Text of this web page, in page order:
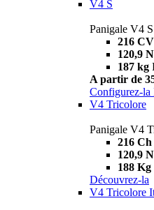
V4 S
Panigale V4 S
216 CV
120,9
187 kg
A partir de
Configurez-la
V4 Tricolore
Panigale V4
216 Ch
120,9
188 Kg
Découvrez-la
V4 Tricolore